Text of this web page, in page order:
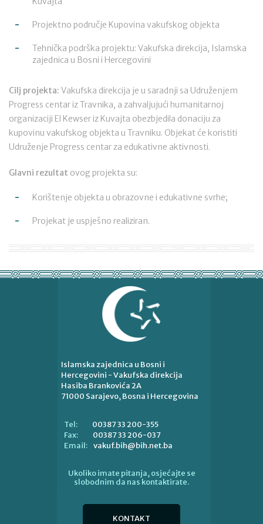
Projektno područje Kupovina vakufskog objekta
Tehnička podrška projektu: Vakufska direkcija, Islamska
zajednica u Bosni i Hercegovini
Cilj projekta: Vakufska direkcija je u saradnji sa Udruženjem
Progress centar iz Travnika, a zahvaljujući humanitarnoj
organizaciji El Kewser iz Kuvajta obezbjedila donaciju za
kupovinu vakufskog objekta u Travniku. Objekat će koristiti
Udruženje Progress centar za edukativne aktivnosti.
Glavni rezultat ovog projekta su:
Korištenje objekta u obrazovne i edukativne svrhe;
Projekat je uspješno realiziran.
Islamska zajednica u Bosni i
Hercegovini - Vakufska direkcija
Hasiba Brankovića 2A
71000 Sarajevo, Bosna i Hercegovina
Tel:
00387 33 200-355
Fax:
00387 33 206-037
Email: vakuf.bih@bih.net.ba
Ukoliko imate pitanja, osjećajte se
slobodnim da nas kontaktirate.
KONTAKT